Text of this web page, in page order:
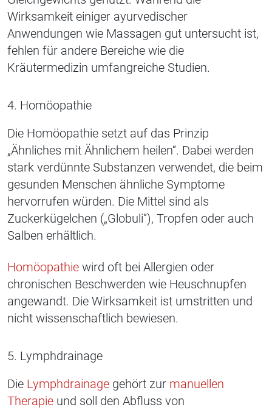
Wirksamkeit einiger ayurvedischer
Anwendungen wie Massagen gut untersucht ist,
fehlen für andere Bereiche wie die
Kräutermedizin umfangreiche Studien.
4. Homöopathie
Die Homöopathie setzt auf das Prinzip
„Ähnliches mit Ähnlichem heilen“. Dabei werden
stark verdünnte Substanzen verwendet, die beim
gesunden Menschen ähnliche Symptome
hervorrufen würden. Die Mittel sind als
Zuckerkügelchen („Globuli“), Tropfen oder auch
Salben erhältlich.
Homöopathie wird oft bei Allergien oder
chronischen Beschwerden wie Heuschnupfen
angewandt. Die Wirksamkeit ist umstritten und
nicht wissenschaftlich bewiesen.
5. Lymphdrainage
Die Lymphdrainage gehört zur manuellen
Therapie und soll den Abfluss von